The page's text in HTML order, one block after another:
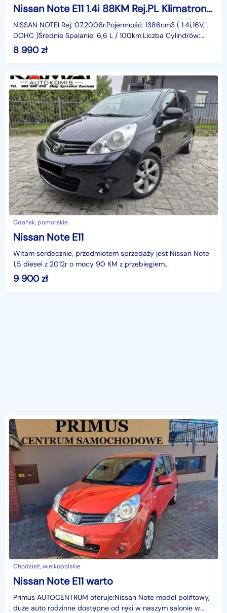
Nissan Note E11 1.4i 88KM Rej.PL Klimatronik 2 kpl.Kół Rata380zł
NISSAN NOTEI Rej: 07.2006r.Pojemność: 1386cm3 ( 1.4i,16V,
DOHC )Średnie Spalanie: 6,6 L / 100km.Liczba Cylindrów:
4Moc: 88 KMskrzynia biegów: Manualna 5 biegów.
8 990zł
Gdańsk, pomorskie
Nissan Note E11
Witam serdecznie, przedmiotem sprzedaży jest Nissan Note
1,5 diesel z 2012r o mocy 90 KM z przebiegiem
249002km.Więcej zdjęć oraz ofert można znaleźć na stronie
9 900zł
Chodzież, wielkopolskie
Nissan Note E11 warto
Primus AUTOCENTRUM oferuje:Nissan Note model poliftowy,
duże auto rodzinne dostępne od ręki w naszym salonie w